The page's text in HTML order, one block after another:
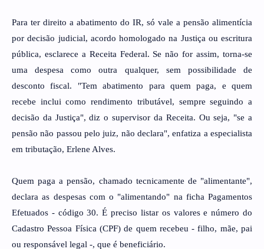
Para ter direito a abatimento do IR, só vale a pensão alimentícia
por decisão judicial, acordo homologado na Justiça ou escritura
pública, esclarece a Receita Federal. Se não for assim, torna-se
uma despesa como outra qualquer, sem possibilidade de
desconto fiscal. "Tem abatimento para quem paga, e quem
recebe inclui como rendimento tributável, sempre seguindo a
decisão da Justiça", diz o supervisor da Receita. Ou seja, "se a
pensão não passou pelo juiz, não declara", enfatiza a especialista
em tributação, Erlene Alves.
Quem paga a pensão, chamado tecnicamente de "alimentante",
declara as despesas com o "alimentando" na ficha Pagamentos
Efetuados - código 30. É preciso listar os valores e número do
Cadastro Pessoa Física (CPF) de quem recebeu - filho, mãe, pai
ou responsável legal -, que é beneficiário.